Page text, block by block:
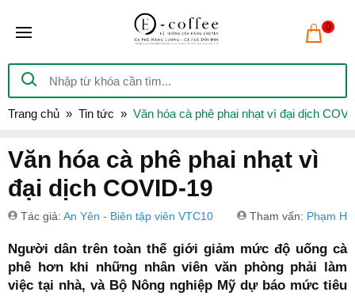
0
Trang chủ Tin tức Văn hóa cà phê phai nhạt vì đại dịch
Văn hóa cà phê phai nhạt vì
đại dịch COVID-19
Tác giả: An Yên - Biên tập viên VTC10 Tham vấn: Phạm
Người dân trên toàn thế giới giảm mức độ uống cà
phê hơn khi những nhân viên văn phòng phải làm
việc tại nhà, và Bộ Nông nghiệp Mỹ dự báo mức tiêu